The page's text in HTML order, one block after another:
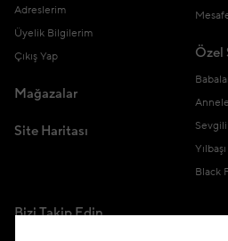
Adreslerim
Üyelik Bilgilerim
Çıkış Yap
Mağazalar
Site Haritası
Özel
Yılbaşı
Black
Bizi Takip Edin